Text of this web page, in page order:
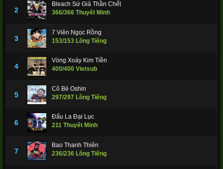
Hero Return 2020
2018
2
Bleach Sứ Giả Thần Chết
366/366 Thuyết Minh
3
7 Viên Ngọc Rồng
153/153 Lồng Tiếng
4
Vòng Xoáy Kim Tiền
400/400 Vietsub
5
Cô Bé Oshin
297/297 Lồng Tiếng
6
Đấu La Đại Lục
211 Thuyết Minh
7
Bao Thanh Thiên
236/236 Lồng Tiếng